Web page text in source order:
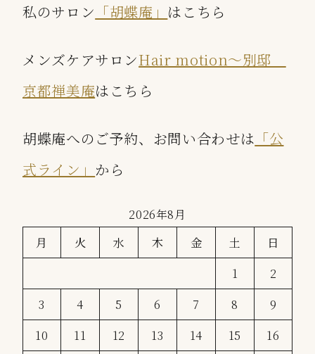
私のサロン 「胡蝶庵」 はこちら
メンズケアサロンHair motion〜別邸
京都禅美庵はこちら
胡蝶庵へのご予約、お問い合わせは 「公
式ライン」 から
2026年8月
月
火 水 木 金 土
日
1
2
3
4 5 6 7 8
9
10
11 12 13 14 15
16